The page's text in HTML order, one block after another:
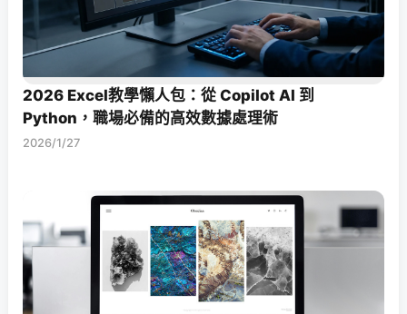
2026 Excel教學懶人包：從 Copilot AI 到
Python，職場必備的高效數據處理術
2026/1/27